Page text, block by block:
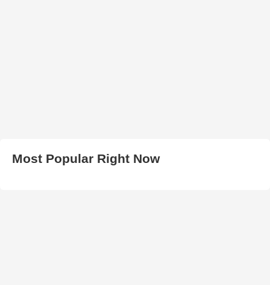
Most Popular Right Now